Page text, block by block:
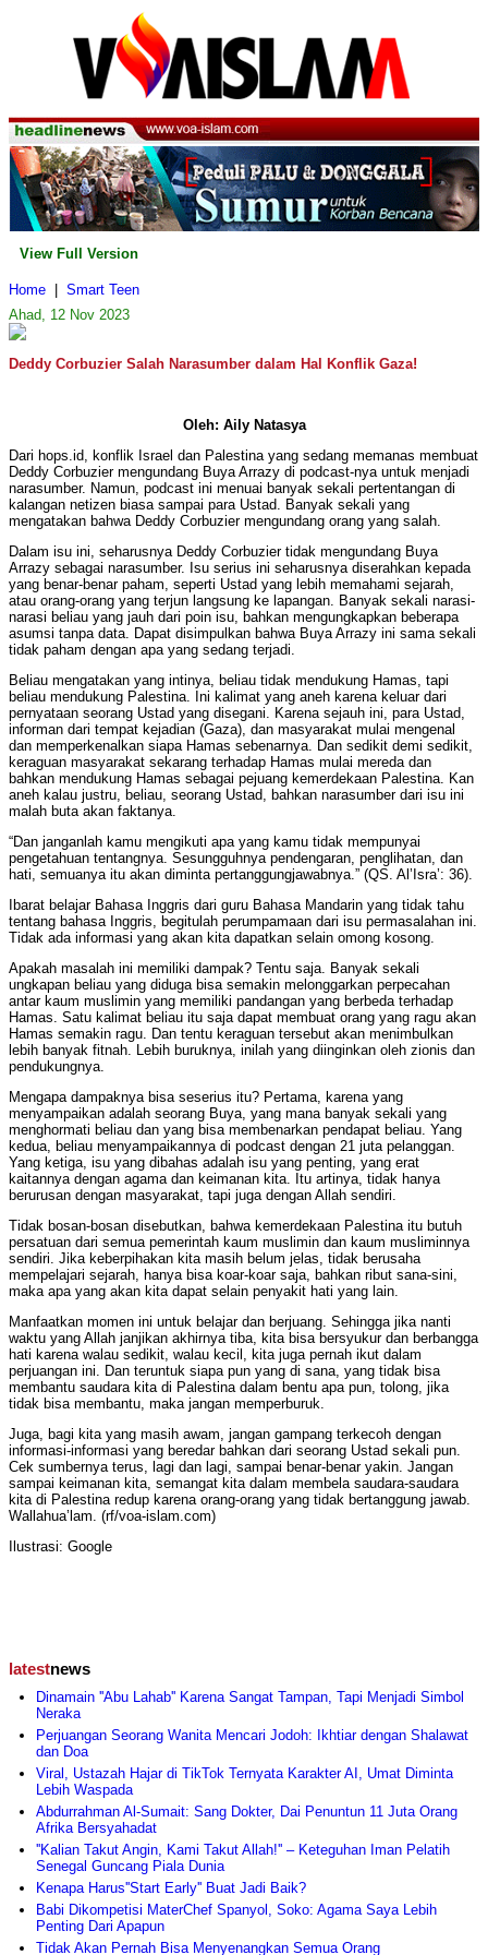
View Full Version
Home
Smart Teen
Ahad, 12 Nov 2023
Deddy Corbuzier Salah Narasumber dalam Hal Konflik Gaza!
Oleh: Aily Natasya
Dari hops.id, konflik Israel dan Palestina yang sedang memanas membuat
Deddy Corbuzier mengundang Buya Arrazy di podcast-nya untuk menjadi
narasumber. Namun, podcast ini menuai banyak sekali pertentangan di
kalangan netizen biasa sampai para Ustad. Banyak sekali yang
mengatakan bahwa Deddy Corbuzier mengundang orang yang salah.
Dalam isu ini, seharusnya Deddy Corbuzier tidak mengundang Buya
Arrazy sebagai narasumber. Isu serius ini seharusnya diserahkan kepada
yang benar-benar paham, seperti Ustad yang lebih memahami sejarah,
atau orang-orang yang terjun langsung ke lapangan. Banyak sekali narasi-
narasi beliau yang jauh dari poin isu, bahkan mengungkapkan beberapa
asumsi tanpa data. Dapat disimpulkan bahwa Buya Arrazy ini sama sekali
tidak paham dengan apa yang sedang terjadi.
Beliau mengatakan yang intinya, beliau tidak mendukung Hamas, tapi
beliau mendukung Palestina. Ini kalimat yang aneh karena keluar dari
pernyataan seorang Ustad yang disegani. Karena sejauh ini, para Ustad,
informan dari tempat kejadian (Gaza), dan masyarakat mulai mengenal
dan memperkenalkan siapa Hamas sebenarnya. Dan sedikit demi sedikit,
keraguan masyarakat sekarang terhadap Hamas mulai mereda dan
bahkan mendukung Hamas sebagai pejuang kemerdekaan Palestina. Kan
aneh kalau justru, beliau, seorang Ustad, bahkan narasumber dari isu ini
malah buta akan faktanya.
“Dan janganlah kamu mengikuti apa yang kamu tidak mempunyai
pengetahuan tentangnya. Sesungguhnya pendengaran, penglihatan, dan
hati, semuanya itu akan diminta pertanggungjawabnya.” (QS. Al’Isra’: 36).
Ibarat belajar Bahasa Inggris dari guru Bahasa Mandarin yang tidak tahu
tentang bahasa Inggris, begitulah perumpamaan dari isu permasalahan ini.
Tidak ada informasi yang akan kita dapatkan selain omong kosong.
Apakah masalah ini memiliki dampak? Tentu saja. Banyak sekali
ungkapan beliau yang diduga bisa semakin melonggarkan perpecahan
antar kaum muslimin yang memiliki pandangan yang berbeda terhadap
Hamas. Satu kalimat beliau itu saja dapat membuat orang yang ragu akan
Hamas semakin ragu. Dan tentu keraguan tersebut akan menimbulkan
lebih banyak fitnah. Lebih buruknya, inilah yang diinginkan oleh zionis dan
pendukungnya.
Mengapa dampaknya bisa seserius itu? Pertama, karena yang
menyampaikan adalah seorang Buya, yang mana banyak sekali yang
menghormati beliau dan yang bisa membenarkan pendapat beliau. Yang
kedua, beliau menyampaikannya di podcast dengan 21 juta pelanggan.
Yang ketiga, isu yang dibahas adalah isu yang penting, yang erat
kaitannya dengan agama dan keimanan kita. Itu artinya, tidak hanya
berurusan dengan masyarakat, tapi juga dengan Allah sendiri.
Tidak bosan-bosan disebutkan, bahwa kemerdekaan Palestina itu butuh
persatuan dari semua pemerintah kaum muslimin dan kaum musliminnya
sendiri. Jika keberpihakan kita masih belum jelas, tidak berusaha
mempelajari sejarah, hanya bisa koar-koar saja, bahkan ribut sana-sini,
maka apa yang akan kita dapat selain penyakit hati yang lain.
Manfaatkan momen ini untuk belajar dan berjuang. Sehingga jika nanti
waktu yang Allah janjikan akhirnya tiba, kita bisa bersyukur dan berbangga
hati karena walau sedikit, walau kecil, kita juga pernah ikut dalam
perjuangan ini. Dan teruntuk siapa pun yang di sana, yang tidak bisa
membantu saudara kita di Palestina dalam bentu apa pun, tolong, jika
tidak bisa membantu, maka jangan memperburuk.
Juga, bagi kita yang masih awam, jangan gampang terkecoh dengan
informasi-informasi yang beredar bahkan dari seorang Ustad sekali pun.
Cek sumbernya terus, lagi dan lagi, sampai benar-benar yakin. Jangan
sampai keimanan kita, semangat kita dalam membela saudara-saudara
kita di Palestina redup karena orang-orang yang tidak bertanggung jawab.
Wallahua’lam. (rf/voa-islam.com)
Ilustrasi: Google
latestnews
Dinamain ''Abu Lahab'' Karena Sangat Tampan, Tapi Menjadi Simbol
Neraka
Perjuangan Seorang Wanita Mencari Jodoh: Ikhtiar dengan Shalawat
dan Doa
Viral, Ustazah Hajar di TikTok Ternyata Karakter AI, Umat Diminta
Lebih Waspada
Abdurrahman Al-Sumait: Sang Dokter, Dai Penuntun 11 Juta Orang
Afrika Bersyahadat
''Kalian Takut Angin, Kami Takut Allah!'' – Keteguhan Iman Pelatih
Senegal Guncang Piala Dunia
Kenapa Harus''Start Early'' Buat Jadi Baik?
Babi Dikompetisi MaterChef Spanyol, Soko: Agama Saya Lebih
Penting Dari Apapun
Tidak Akan Pernah Bisa Menyenangkan Semua Orang